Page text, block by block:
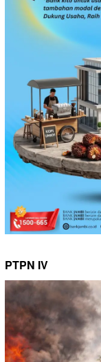
PTPN IV